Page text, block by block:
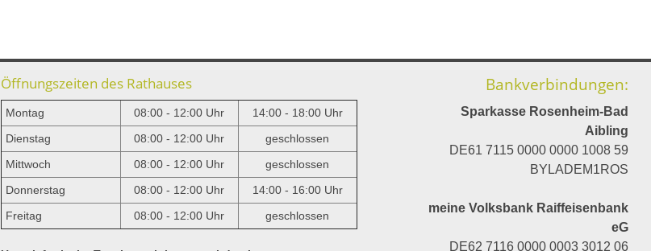
Öffnungszeiten des Rathauses
Montag 08:00 - 12:00 Uhr
14:00 - 18:00 Uhr
Dienstag
08:00 - 12:00 Uhr
geschlossen
Mittwoch
08:00 - 12:00 Uhr
geschlossen
Donnerstag
08:00 - 12:00 Uhr
14:00 - 16:00 Uhr
Freitag
08:00 - 12:00 Uhr geschlossen
Bankverbindungen:
Sparkasse Rosenheim-Bad
Aibling
DE61 7115 0000 0000 1008 59
BYLADEM1ROS
meine Volksbank Raiffeisenbank
eG
DE62 7116 0000 0003 3012 06